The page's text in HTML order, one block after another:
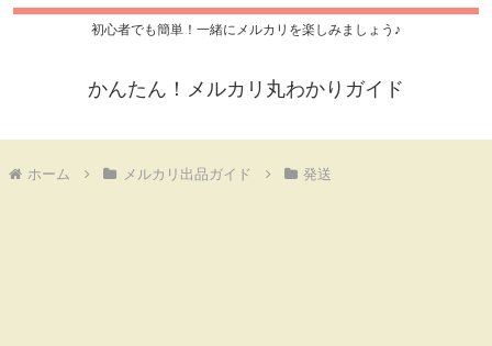
初心者でも簡単！一緒にメルカリを楽しみましょう♪
かんたん！メルカリ丸わかりガイド
ホーム メルカリ出品ガイド 発送